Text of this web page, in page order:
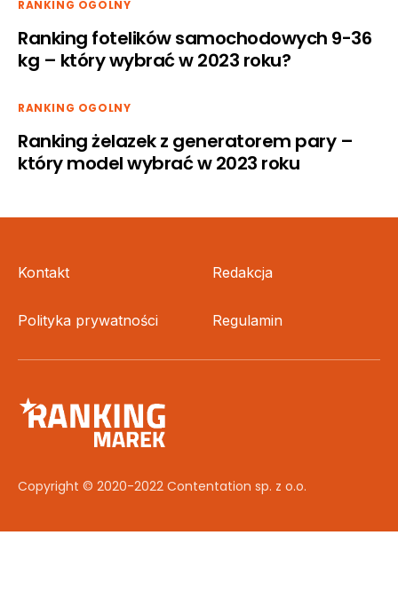
RANKING OGOLNY
Ranking fotelików samochodowych 9-36
kg – który wybrać w 2023 roku?
RANKING OGOLNY
Ranking żelazek z generatorem pary –
który model wybrać w 2023 roku
Kontakt Redakcja
Polityka prywatności Regulamin
Copyright © 2020-2022 Contentation sp. z o.o.